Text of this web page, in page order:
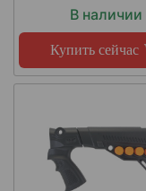
В наличии
Купить сейчас